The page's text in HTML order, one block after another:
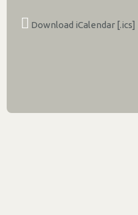
Download iCalendar [.ics]